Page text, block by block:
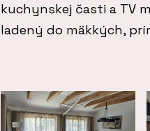
kuchynskej časti a TV
ladený do mäkkých,